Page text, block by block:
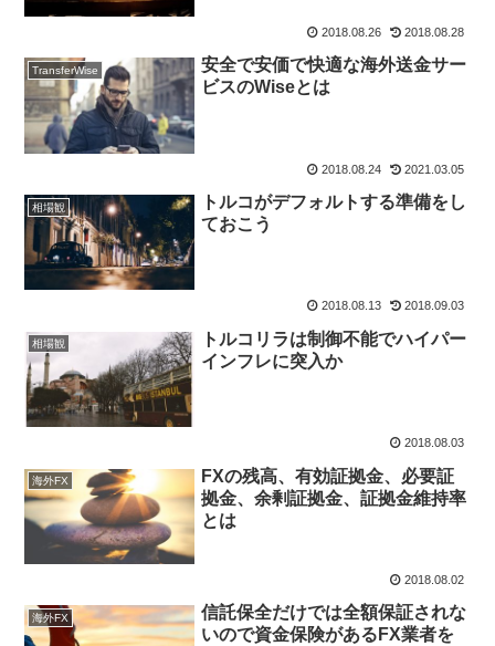
2018.08.26 2018.08.28
TransferWise
安全で安価で快適な海外送金サー
ビスのWiseとは
2018.08.24 2021.03.05
相場観
トルコがデフォルトする準備をし
ておこう
2018.08.13 2018.09.03
相場観
トルコリラは制御不能でハイパー
インフレに突入か
2018.08.03
海外FX
FXの残高、有効証拠金、必要証
拠金、余剰証拠金、証拠金維持率
とは
2018.08.02
海外FX
信託保全だけでは全額保証されな
いので資金保険があるFX業者を